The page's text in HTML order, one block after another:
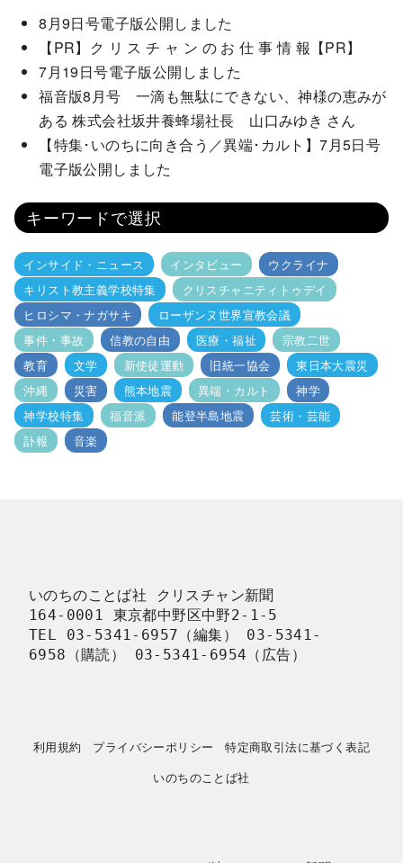
8月9日号電子版公開しました
【PR】ク リ ス チ ャ ン の お 仕 事 情 報【PR】
7月19日号電子版公開しました
福音版8月号 一滴も無駄にできない、神様の恵みが
ある 株式会社坂井養蜂場社長 山口みゆき さん
【特集･いのちに向き合う／異端･カルト】7月5日号
電子版公開しました
キーワードで選択
インサイド・ニュース インタビュー
ウクライナ
キリスト教主義学校特集
クリスチャニティトゥデイ
ヒロシマ・ナガサキ
ローザンヌ世界宣教会議
事件・事故
信教の自由 医療・福祉
宗教二世
教育
文学 新使徒運動 旧統一協会
東日本大震災
沖縄
災害 熊本地震 異端・カルト
神学
神学校特集
福音派 能登半島地震
芸術・芸能
訃報
音楽
いのちのことば社 クリスチャン新聞
164-0001 東京都中野区中野2-1-5
TEL 03-5341-6957（編集） 03-5341-
6958（購読） 03-5341-6954（広告）
利用規約 プライバシーポリシー
特定商取引法に基づく表記
いのちのことば社